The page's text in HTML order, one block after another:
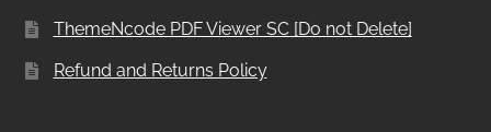
ThemeNcode PDF Viewer SC [Do not Delete]
Refund and Returns Policy